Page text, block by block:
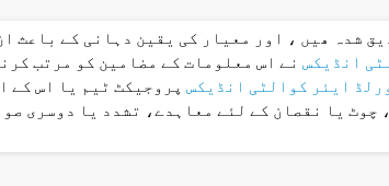
شدہ ھیں ، اور معیار کی یقین دہانی کے باعث
انڈیکس نے اس معلومات کے مضامین کو مرتب
ورلڈ ایئر کوالٹی انڈیکس پروجیکٹ ٹیم یا اس کے
یا نقصان کے لئے معاہدے، تشدد یا دوسری